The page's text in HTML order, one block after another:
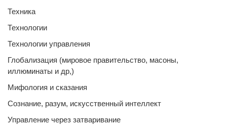
Техника
Технологии
Технологии управления
Глобализация (мировое правительство, масоны,
иллюминаты и др,)
Мифология и сказания
Сознание, разум, искусственный интеллект
Управление через затваривание